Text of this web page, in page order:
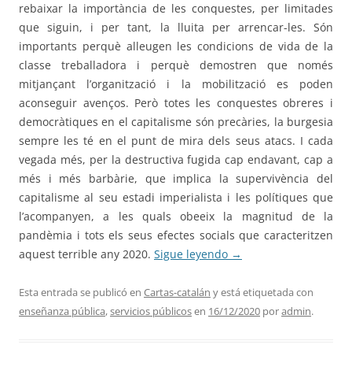
rebaixar la importància de les conquestes, per limitades
que siguin, i per tant, la lluita per arrencar-les. Són
importants perquè alleugen les condicions de vida de la
classe treballadora i perquè demostren que només
mitjançant l’organització i la mobilització es poden
aconseguir avenços. Però totes les conquestes obreres i
democràtiques en el capitalisme són precàries, la burgesia
sempre les té en el punt de mira dels seus atacs. I cada
vegada més, per la destructiva fugida cap endavant, cap a
més i més barbàrie, que implica la supervivència del
capitalisme al seu estadi imperialista i les polítiques que
l’acompanyen, a les quals obeeix la magnitud de la
pandèmia i tots els seus efectes socials que caracteritzen
aquest terrible any 2020. Sigue leyendo →
Esta entrada se publicó en Cartas-catalán y está etiquetada con
enseñanza pública,servicios públicosen 16/12/2020 poradmin.